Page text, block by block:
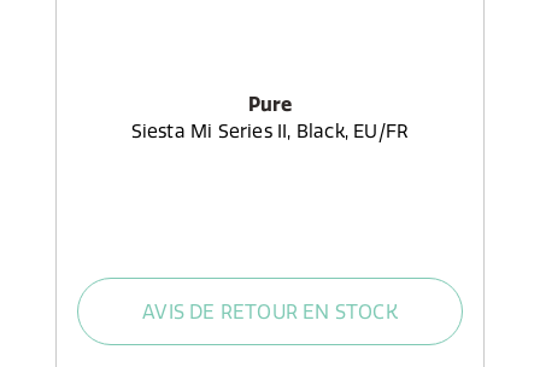
Pure
Siesta Mi Series II, Black, EU/FR
AVIS DE RETOUR EN STOCK